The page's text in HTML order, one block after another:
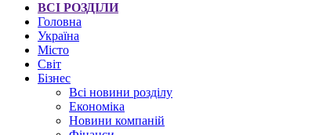
ВСІ РОЗДІЛИ
Головна
Україна
Місто
Світ
Бізнес
Всі новини розділу
Економіка
Новини компаній